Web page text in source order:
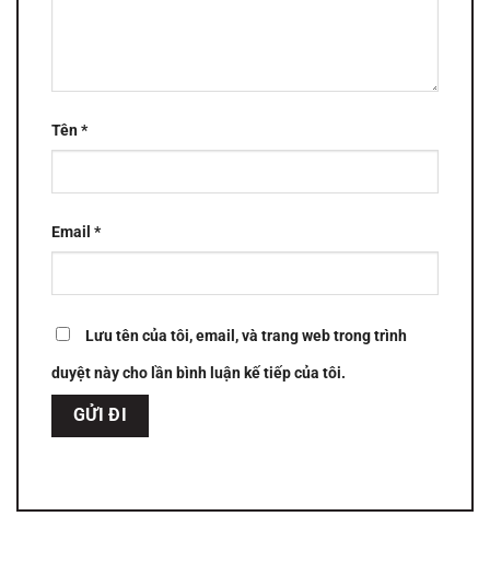
Tên*
Email *
Lưu tên của tôi, email, và trang web trong trình
duyệt này cho lần bình luận kế tiếp của tôi.